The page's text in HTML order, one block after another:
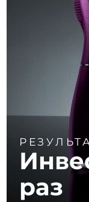
раз